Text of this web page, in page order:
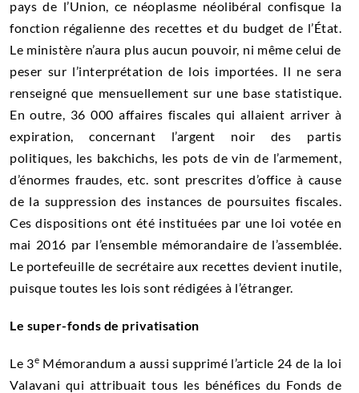
pays de l’Union, ce néoplasme néolibéral confisque la
fonction régalienne des recettes et du budget de l’État.
Le ministère n’aura plus aucun pouvoir, ni même celui de
peser sur l’interprétation de lois importées. Il ne sera
renseigné que mensuellement sur une base statistique.
En outre, 36 000 affaires fiscales qui allaient arriver à
expiration, concernant l’argent noir des partis
politiques, les bakchichs, les pots de vin de l’armement,
d’énormes fraudes, etc. sont prescrites d’office à cause
de la suppression des instances de poursuites fiscales.
Ces dispositions ont été instituées par une loi votée en
mai 2016 par l’ensemble mémorandaire de l’assemblée.
Le portefeuille de secrétaire aux recettes devient inutile,
puisque toutes les lois sont rédigées à l’étranger.
Le super-fonds de privatisation
Le 3e Mémorandum a aussi supprimé l’article 24 de la loi
Valavani qui attribuait tous les bénéfices du Fonds de